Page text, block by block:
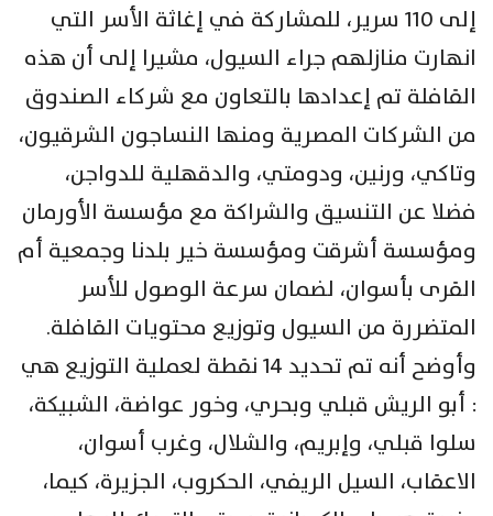
إلى 110 سرير، للمشاركة في إغاثة الأسر التي
انهارت منازلهم جراء السيول، مشيرا إلى أن هذه
القافلة تم إعدادها بالتعاون مع شركاء الصندوق
من الشركات المصرية ومنها النساجون الشرقيون،
وتاكي، ورنين، ودومتي، والدقهلية للدواجن،
فضلا عن التنسيق والشراكة مع مؤسسة الأورمان
ومؤسسة أشرقت ومؤسسة خير بلدنا وجمعية أم
القرى بأسوان، لضمان سرعة الوصول للأسر
المتضررة من السيول وتوزيع محتويات القافلة.
وأوضح أنه تم تحديد 14 نقطة لعملية التوزيع هي
: أبو الريش قبلي وبحري، وخور عواضة، الشبيكة،
سلوا قبلي، وإبريم، والشلال، وغرب أسوان،
الاعقاب، السيل الريفي، الحكروب، الجزيرة، كيما،